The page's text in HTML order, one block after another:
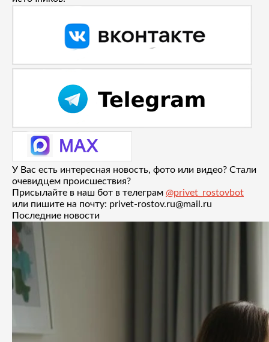
У Вас есть интересная новость, фото или видео? Стали
очевидцем происшествия?
Присылайте в наш бот в телеграм @privet_rostovbot
или пишите на почту: privet-rostov.ru@mail.ru
Последние новости